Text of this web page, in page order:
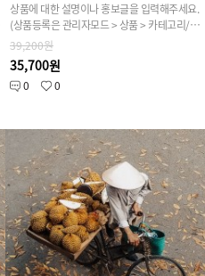
상품에 대한 설명이나 홍보글을 입력해주세요.
(상품등록은 관리자모드 > 상품 > 카테고리/상품관리 > 상품등록 가능)
39,200원
35,700원
0 0